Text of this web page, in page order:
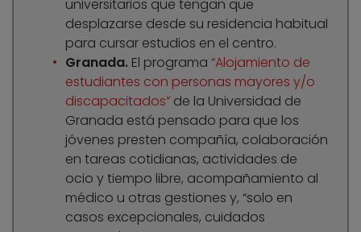
universitarios que tengan que
desplazarse desde su residencia habitual
para cursar estudios en el centro.
Granada. El programa “Alojamiento de
estudiantes con personas mayores y/o
discapacitados” de la Universidad de
Granada está pensado para que los
jóvenes presten compañía, colaboración
en tareas cotidianas, actividades de
ocio y tiempo libre, acompañamiento al
médico u otras gestiones y, “solo en
casos excepcionales, cuidados